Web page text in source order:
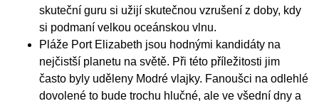
skuteční guru si užijí skutečnou vzrušení z doby, kdy
si podmaní velkou oceánskou vlnu.
Pláže Port Elizabeth jsou hodnými kandidáty na
nejčistší planetu na světě. Při této příležitosti jim
často byly uděleny Modré vlajky. Fanoušci na odlehlé
dovolené to bude trochu hlučné, ale ve všední dny a